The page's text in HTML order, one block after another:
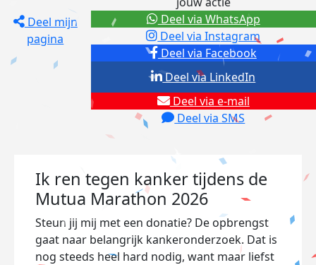
Deel mijn
pagina
Deel via Facebook
Deel via Instagram
Deel via e-mail
Deel via SMS
Deel via LinkedIn
Deel via WhatsApp
Ik ren tegen kanker tijdens de
Mutua Marathon 2026
Steun jij mij met een donatie? De opbrengst
gaat naar belangrijk kankeronderzoek. Dat is
nog steeds heel hard nodig, want maar liefst